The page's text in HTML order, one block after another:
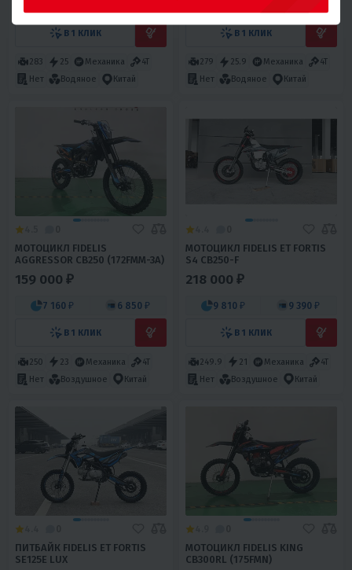
В 1 КЛИК
283 25 Механика
4T
Нет
Водяное Китай
В 1 КЛИК
279 25.9 Механика
4T
Нет
Водяное Китай
МОТОЦИКЛ FIDELIS
AGGRESSOR CB250 (172FMM-3A)
159 000 ₽
7 160 ₽ 6 850 ₽
В 1 КЛИК
250 23 Механика
4T
Нет
Воздушное Китай
МОТОЦИКЛ FIDELIS ET FORTIS
S4 CB250-F
218 000 ₽
9 810 ₽ 9 390 ₽
В 1 КЛИК
249.9 21 Механика
4T
Нет
Воздушное Китай
ПИТБАЙК FIDELIS ET FORTIS
SE125E LUX
МОТОЦИКЛ FIDELIS KING
CB300RL (175FMN)